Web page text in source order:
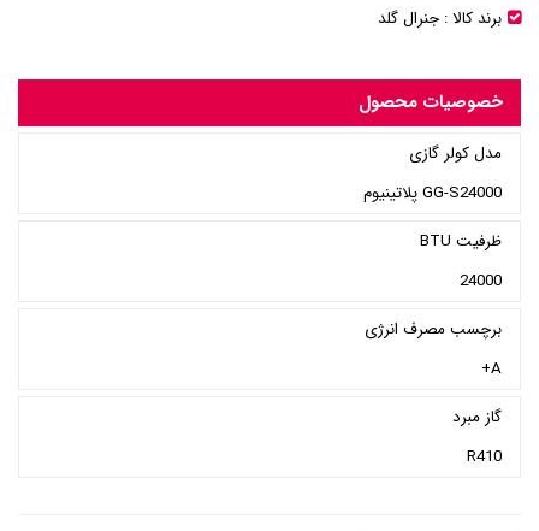
برند کالا : جنرال گلد
خصوصیات محصول
مدل کولر گازی
GG-S24000 پلاتینیوم
ظرفیت BTU
24000
برچسب مصرف انرژی
A+
گاز مبرد
R410